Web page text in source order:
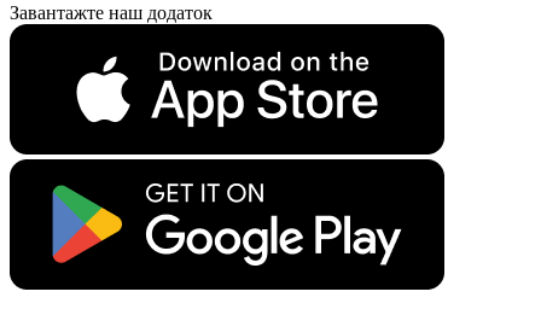
Завантажте наш додаток